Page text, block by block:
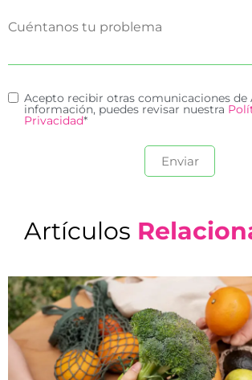
Acepto recibir otras comunicaciones de
información, puedes revisar nuestra
Privacidad*
Artículos